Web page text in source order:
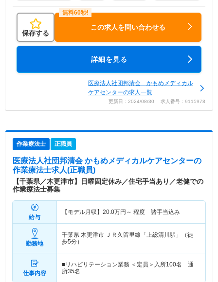
保存する
この求人を問い合わせる
詳細を見る
医療法人社団邦清会 かもめメディカル
ケアセンターの求人一覧
更新日：2024/08/30 求人番号：9115978
作業療法士 正職員
医療法人社団邦清会 かもめメディカルケアセンターの
作業療法士求人(正職員)
【千葉県／木更津市】日曜固定休み／住宅手当あり／老健での
作業療法士募集
給与
【モデル月収】 20.0万円～ 程度 諸手当込み
勤務地
千葉県 木更津市 ＪＲ久留里線「上総清川駅」（徒
歩5分）
仕事内容
■リハビリテーション業務 ＜定員＞入所100名 通
所35名